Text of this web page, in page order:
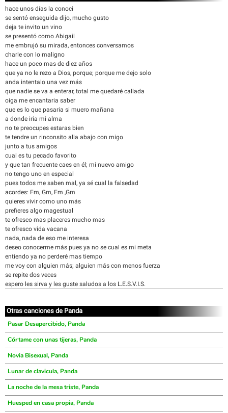
hace unos días la conoci
se sentó enseguida dijo, mucho gusto
deja te invito un vino
se presentó como Abigail
me embrujó su mirada, entonces conversamos
charle con lo maligno
hace un poco mas de diez años
que ya no le rezo a Dios, porque; porque me dejo solo
anda intentalo una vez más
que nadie se va a enterar, total me quedaré callada
oiga me encantaria saber
que es lo que pasaria si muero mañana
a donde iria mi alma
no te preocupes estaras bien
te tendre un rinconsito alla abajo con migo
junto a tus amigos
cual es tu pecado favorito
y que tan frecuente caes en él; mi nuevo amigo
no tengo uno en especial
pues todos me saben mal, ya sé cual la falsedad
acordes: Fm, Gm, Fm ,Gm
quieres vivir como uno más
prefieres algo magestual
te ofresco mas placeres mucho mas
te ofresco vida vacana
nada, nada de eso me interesa
deseo conocerme más pues ya no se cual es mi meta
entiendo ya no perderé mas tiempo
me voy con alguien más; alguien más con menos fuerza
se repite dos veces
espero les sirva y les guste saludos a los L.E.S.V.I.S.
Otras canciones de Panda
Pasar Desapercibido, Panda
Córtame con unas tijeras, Panda
Novia Bisexual, Panda
Lunar de clavicula, Panda
La noche de la mesa triste, Panda
Huesped en casa propia, Panda